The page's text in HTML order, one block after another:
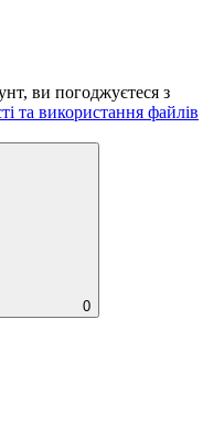
ви погоджуєтеся з
та використання файлів
0